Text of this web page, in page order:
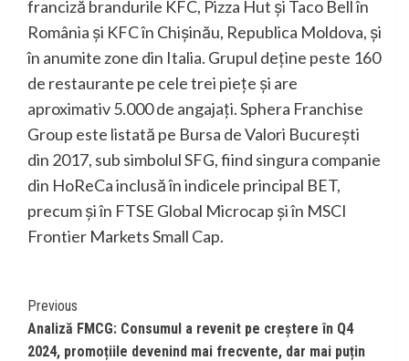
franciză brandurile KFC, Pizza Hut şi Taco Bell în
România și KFC în Chişinău, Republica Moldova, și
în anumite zone din Italia. Grupul deține peste 160
de restaurante pe cele trei piețe și are
aproximativ 5.000 de angajați. Sphera Franchise
Group este listată pe Bursa de Valori București
din 2017, sub simbolul SFG, fiind singura companie
din HoReCa inclusă în indicele principal BET,
precum și în FTSE Global Microcap și în MSCI
Frontier Markets Small Cap.
Continue
Reading
Previous
Analiză FMCG: Consumul a revenit pe creștere în Q4
2024, promoțiile devenind mai frecvente, dar mai puțin